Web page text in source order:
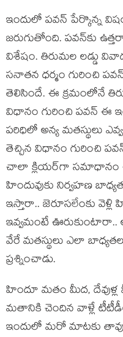
ఇందులో పవన్ పేర్కొన్న
జరుగుతోంది. పవన్‌కు
విశేషం. తిరుమల లడ్డు
సనాతన ధర్మం గురించి
తెలిసిందే. ఈ క్రమంలోనే
విధానం గురించి పవన్ ఈ
పరిధిలో అన్య మతస్థులు
తెచ్చిన విధానం గురించి
చాలా క్లియర్‌గా సమాధానం
హిందువుకు నిర్వహణ
ఇస్తారా.. జెరూసలేంకు వెళ్లి
ఇవ్వమంటే
వేరే మతస్థులు ఎలా
ప్రశ్నించాడు.
హిందూ మతం మీద, దేవుళ్ల
మతానికి చెందిన వాళ్లే
ఇందులో మరో మాటకు